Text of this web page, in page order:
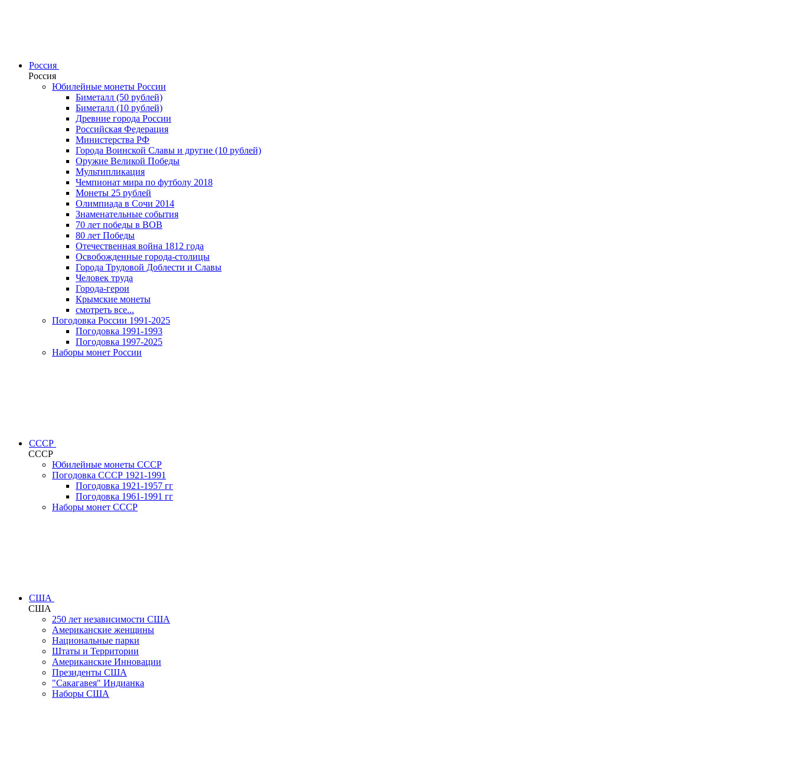
Россия
Россия
Юбилейные монеты России
Биметалл (50 рублей)
Биметалл (10 рублей)
Древние города России
Российская Федерация
Министерства РФ
Города Воинской Славы и другие (10 рублей)
Оружие Великой Победы
Мультипликация
Чемпионат мира по футболу 2018
Монеты 25 рублей
Олимпиада в Сочи 2014
Знаменательные события
70 лет победы в ВОВ
80 лет Победы
Отечественная война 1812 года
Освобожденные города-столицы
Города Трудовой Доблести и Славы
Человек труда
Города-герои
Крымские монеты
смотреть все...
Погодовка России 1991-2025
Погодовка 1991-1993
Погодовка 1997-2025
Наборы монет России
СССР
СССР
Юбилейные монеты СССР
Погодовка СССР 1921-1991
Погодовка 1921-1957 гг
Погодовка 1961-1991 гг
Наборы монет СССР
США
США
250 лет независимости США
Американские женщины
Национальные парки
Штаты и Территории
Американские Инновации
Президенты США
"Сакагавея" Индианка
Наборы США